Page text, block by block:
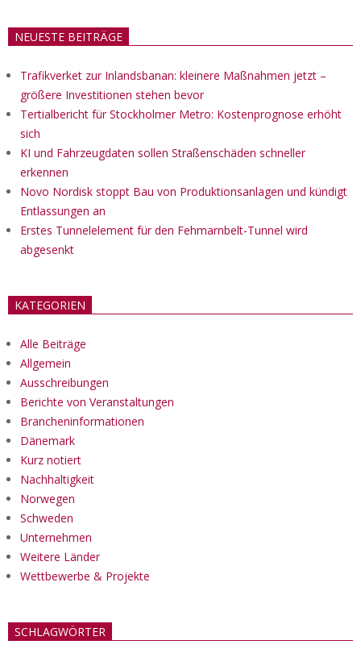
NEUESTE BEITRÄGE
Trafikverket zur Inlandsbanan: kleinere Maßnahmen jetzt –
größere Investitionen stehen bevor
Tertialbericht für Stockholmer Metro: Kostenprognose erhöht
sich
KI und Fahrzeugdaten sollen Straßenschäden schneller
erkennen
Novo Nordisk stoppt Bau von Produktionsanlagen und kündigt
Entlassungen an
Erstes Tunnelelement für den Fehmarnbelt-Tunnel wird
abgesenkt
KATEGORIEN
Alle Beiträge
Allgemein
Ausschreibungen
Berichte von Veranstaltungen
Brancheninformationen
Dänemark
Kurz notiert
Nachhaltigkeit
Norwegen
Schweden
Unternehmen
Weitere Länder
Wettbewerbe & Projekte
SCHLAGWÖRTER